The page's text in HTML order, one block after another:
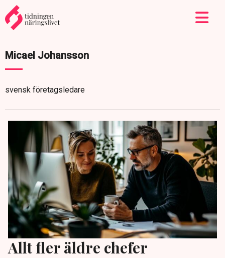
Micael Johansson
svensk företagsledare
Allt fler äldre chefer